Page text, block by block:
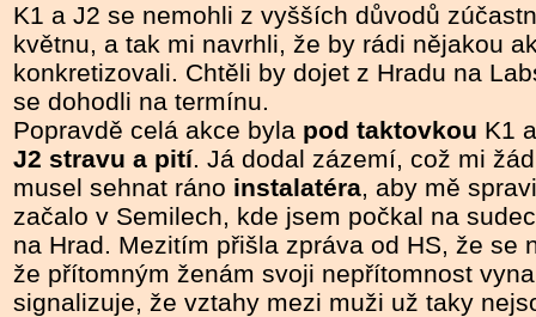
K1 a J2 se nemohli z vyšších důvodů
květnu, a tak mi navrhli, že by rádi nějakou
konkretizovali. Chtěli by dojet z Hradu na
se dohodli na termínu.
Popravdě celá akce byla pod taktovkou K1
J2 stravu a pití. Já dodal zázemí, což mi
musel sehnat ráno instalatéra, aby mě
začalo v Semilech, kde jsem počkal na
na Hrad. Mezitím přišla zpráva od HS, že se
že přítomným ženám svoji nepřítomnost
signalizuje, že vztahy mezi muži už taky